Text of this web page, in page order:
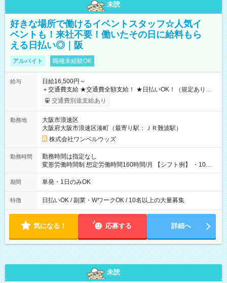
未読
好きな場所で働けるイベントスタッフ☆人気イ
ベントも！来社不要！働いたその日に給料もら
える日払い◎｜阪
アルバイト 職種未経験OK
給与
日給16,500円～
＋交通費支給 ★交通費全額支給！ ★日払いOK！（規定あり） ┗
働いたその日に現金GET♪ お仕事後はコンビニATMから 日払
交通費別途支給あり
勤務地
大阪市浪速区
大阪府大阪市浪速区湊町（最寄り駅：ＪＲ難波駅）
株式会社ワンベルウッズ
勤務時間
勤務時間は指定なし
変形労働時間制 想定労働時間160時間/月 【シフト例】 ・10：
00～20：00
期間 単発・1日のみOK
特徴 日払いOK / 副業・WワークOK / 10名以上の大量募集
気になる！ 応募する 詳細へ
未読